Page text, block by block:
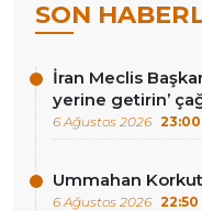
SON
İran Meclis
yerine getirin’
6 Ağustos 2026 23:00
Ummahan Korkut
6 Ağustos 2026 22:50